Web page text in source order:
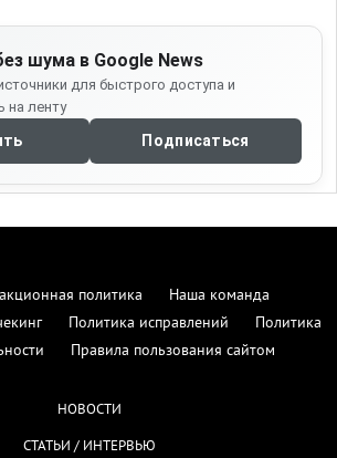
шума в Google News
для быстрого доступа и
на ленту
Подписаться
политика
Наша команда
Политика исправлений
Политика
Правила пользования сайтом
НОВОСТИ
СТАТЬИ / ИНТЕРВЬЮ